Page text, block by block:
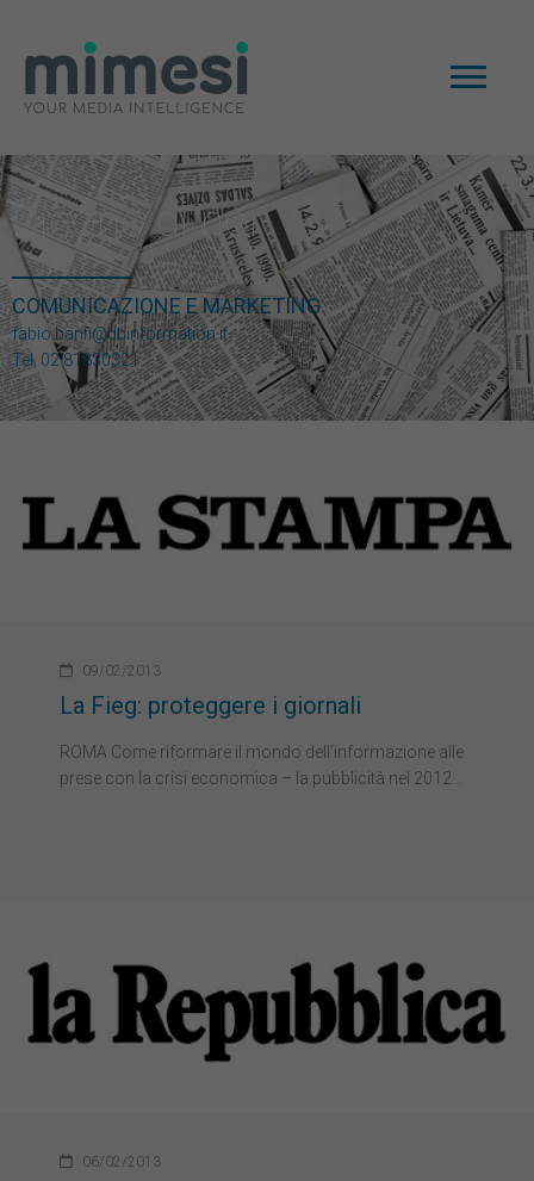
Dicono di noi
COMUNICAZIONE E MARKETING
fabio.banfi@dbinformation.it
Tel. 02 81830321
09/02/2013
La Fieg: proteggere i giornali
ROMA Come riformare il mondo dell’informazione alle
prese con la crisi economica – la pubblicità nel 2012…
06/02/2013